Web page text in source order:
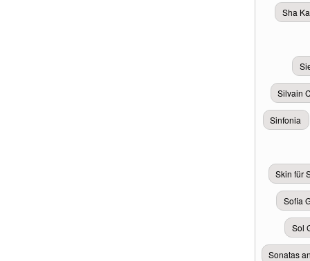
Sha
Silvain
Sinfonia
Skin für
Sofia
Sol
Sonatas